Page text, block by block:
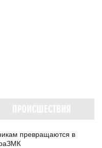
превращаются в